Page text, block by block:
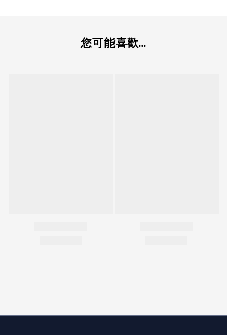
您可能喜歡...